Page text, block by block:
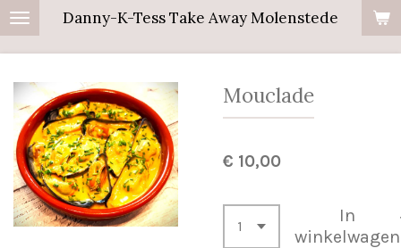
Ga
de
hoofdinhoud
Danny-K-Tess Take Away Molenstede
Mouclade
€ 10,00
In
winkelwagen